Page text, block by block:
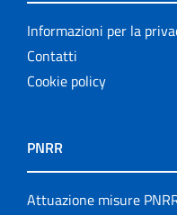
Informazioni per la
Contatti
Cookie policy
PNRR
Attuazione misure